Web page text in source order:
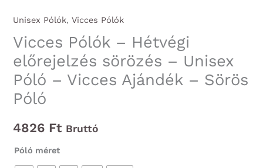
Unisex Pólók,Vicces Pólók
Vicces Pólók – Hétvégi
előrejelzés sörözés – Unisex
Póló – Vicces Ajándék – Sörös
Póló
4826 Ft Bruttó
Póló méret